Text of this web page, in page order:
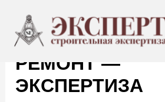
содержимому
КАПИТАЛЬНЫЙ
РЕМОНТ —
ЭКСПЕРТИЗА
записям